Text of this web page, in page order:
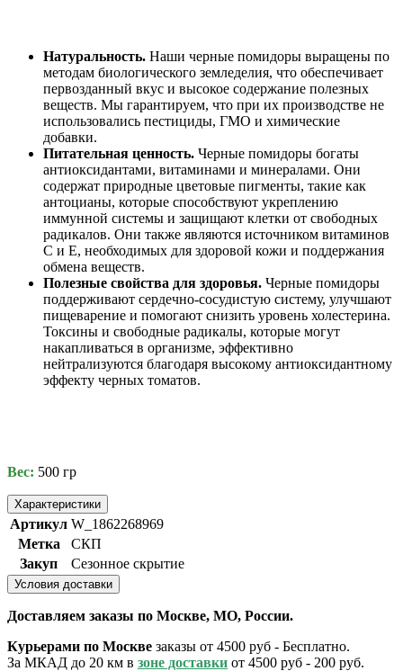
Натуральность. Наши черные помидоры выращены по
методам биологического земледелия, что обеспечивает
первозданный вкус и высокое содержание полезных
веществ. Мы гарантируем, что при их производстве не
использовались пестициды, ГМО и химические
добавки.
Питательная ценность. Черные помидоры богаты
антиоксидантами, витаминами и минералами. Они
содержат природные цветовые пигменты, такие как
антоцианы, которые способствуют укреплению
иммунной системы и защищают клетки от свободных
радикалов. Они также являются источником витаминов
С и Е, необходимых для здоровой кожи и поддержания
обмена веществ.
Полезные свойства для здоровья. Черные помидоры
поддерживают сердечно-сосудистую систему, улучшают
пищеварение и помогают снизить уровень холестерина.
Токсины и свободные радикалы, которые могут
накапливаться в организме, эффективно
нейтрализуются благодаря высокому антиоксидантному
эффекту черных томатов.
Вес: 500 гр
Характеристики
Артикул W_1862268969
Метка
СКП
Закуп
Сезонное скрытие
Условия доставки
Доставляем заказы по Москве, МО, России.
Курьерами по Москве заказы от 4500 руб - Бесплатно.
За МКАД до 20 км в зоне доставки от 4500 руб - 200 руб.